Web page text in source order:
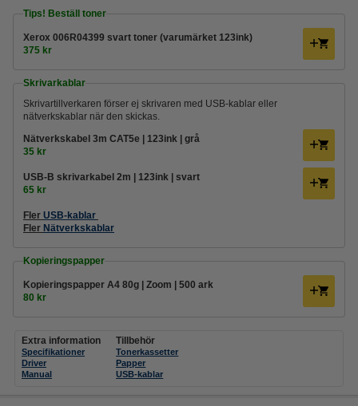
Tips! Beställ toner
Xerox 006R04399 svart toner (varumärket 123ink)
375 kr
Skrivarkablar
Skrivartillverkaren förser ej skrivaren med USB-kablar eller
nätverkskablar när den skickas.
Nätverkskabel 3m CAT5e | 123ink | grå
35 kr
USB-B skrivarkabel 2m | 123ink | svart
65 kr
Fler USB-kablar
Fler Nätverkskablar
Kopieringspapper
Kopieringspapper A4 80g | Zoom | 500 ark
80 kr
Extra information
Specifikationer
Driver
Manual
Tillbehör
Tonerkassetter
Papper
USB-kablar